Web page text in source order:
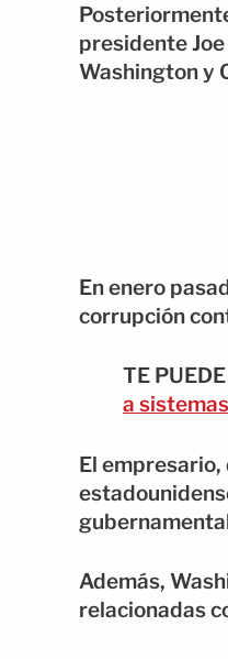
presidente
Washington y
En enero
corrupción
TE
a
El
Además,
relacionadas